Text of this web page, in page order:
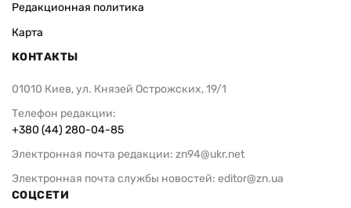
Редакционная политика
Карта
КОНТАКТЫ
01010 Киев, ул. Князей Острожских, 19/1
Телефон редакции:
+380 (44) 280-04-85
Электронная почта редакции: zn94@ukr.net
Электронная почта службы новостей: editor@zn.ua
СОЦСЕТИ